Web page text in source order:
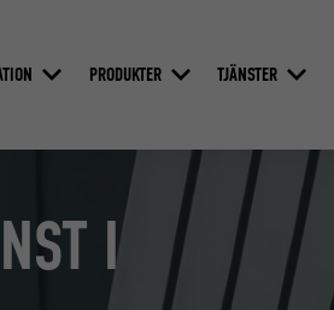
PRODUKTER TJÄNSTER
I